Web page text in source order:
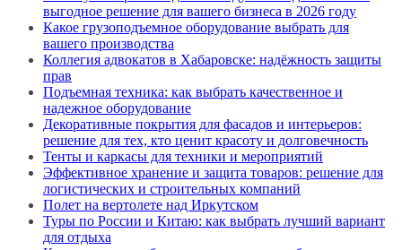
выгодное решение для вашего бизнеса в 2026 году
Какое грузоподъемное оборудование выбрать для
вашего производства
Коллегия адвокатов в Хабаровске: надёжность защиты
прав
Подъемная техника: как выбрать качественное и
надежное оборудование
Декоративные покрытия для фасадов и интерьеров:
решение для тех, кто ценит красоту и долговечность
Тенты и каркасы для техники и мероприятий
Эффективное хранение и защита товаров: решение для
логистических и строительных компаний
Полет на вертолете над Иркутском
Туры по России и Китаю: как выбрать лучший вариант
для отдыха